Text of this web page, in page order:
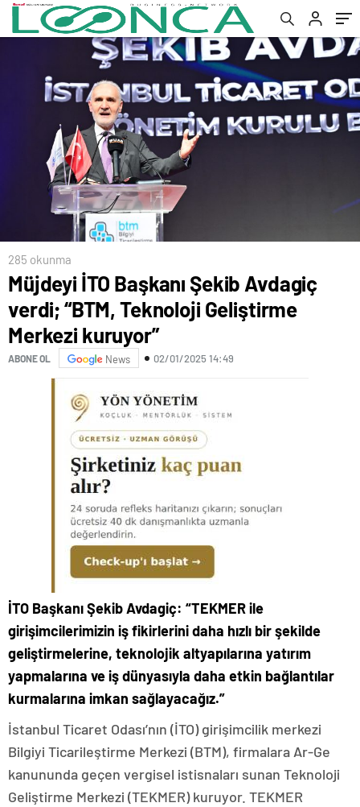
285 okunma
Müjdeyi İTO Başkanı Şekib Avdagiç
verdi; “BTM, Teknoloji Geliştirme
Merkezi kuruyor”
ABONE OL News 02/01/2025 14:49
İTO Başkanı Şekib Avdagiç: “TEKMER ile
girişimcilerimizin iş fikirlerini daha hızlı bir şekilde
geliştirmelerine, teknolojik altyapılarına yatırım
yapmalarına ve iş dünyasıyla daha etkin bağlantılar
kurmalarına imkan sağlayacağız.”
İstanbul Ticaret Odası’nın (İTO) girişimcilik merkezi
Bilgiyi Ticarileştirme Merkezi (BTM), firmalara Ar-Ge
kanununda geçen vergisel istisnaları sunan Teknoloji
Geliştirme Merkezi (TEKMER) kuruyor. TEKMER